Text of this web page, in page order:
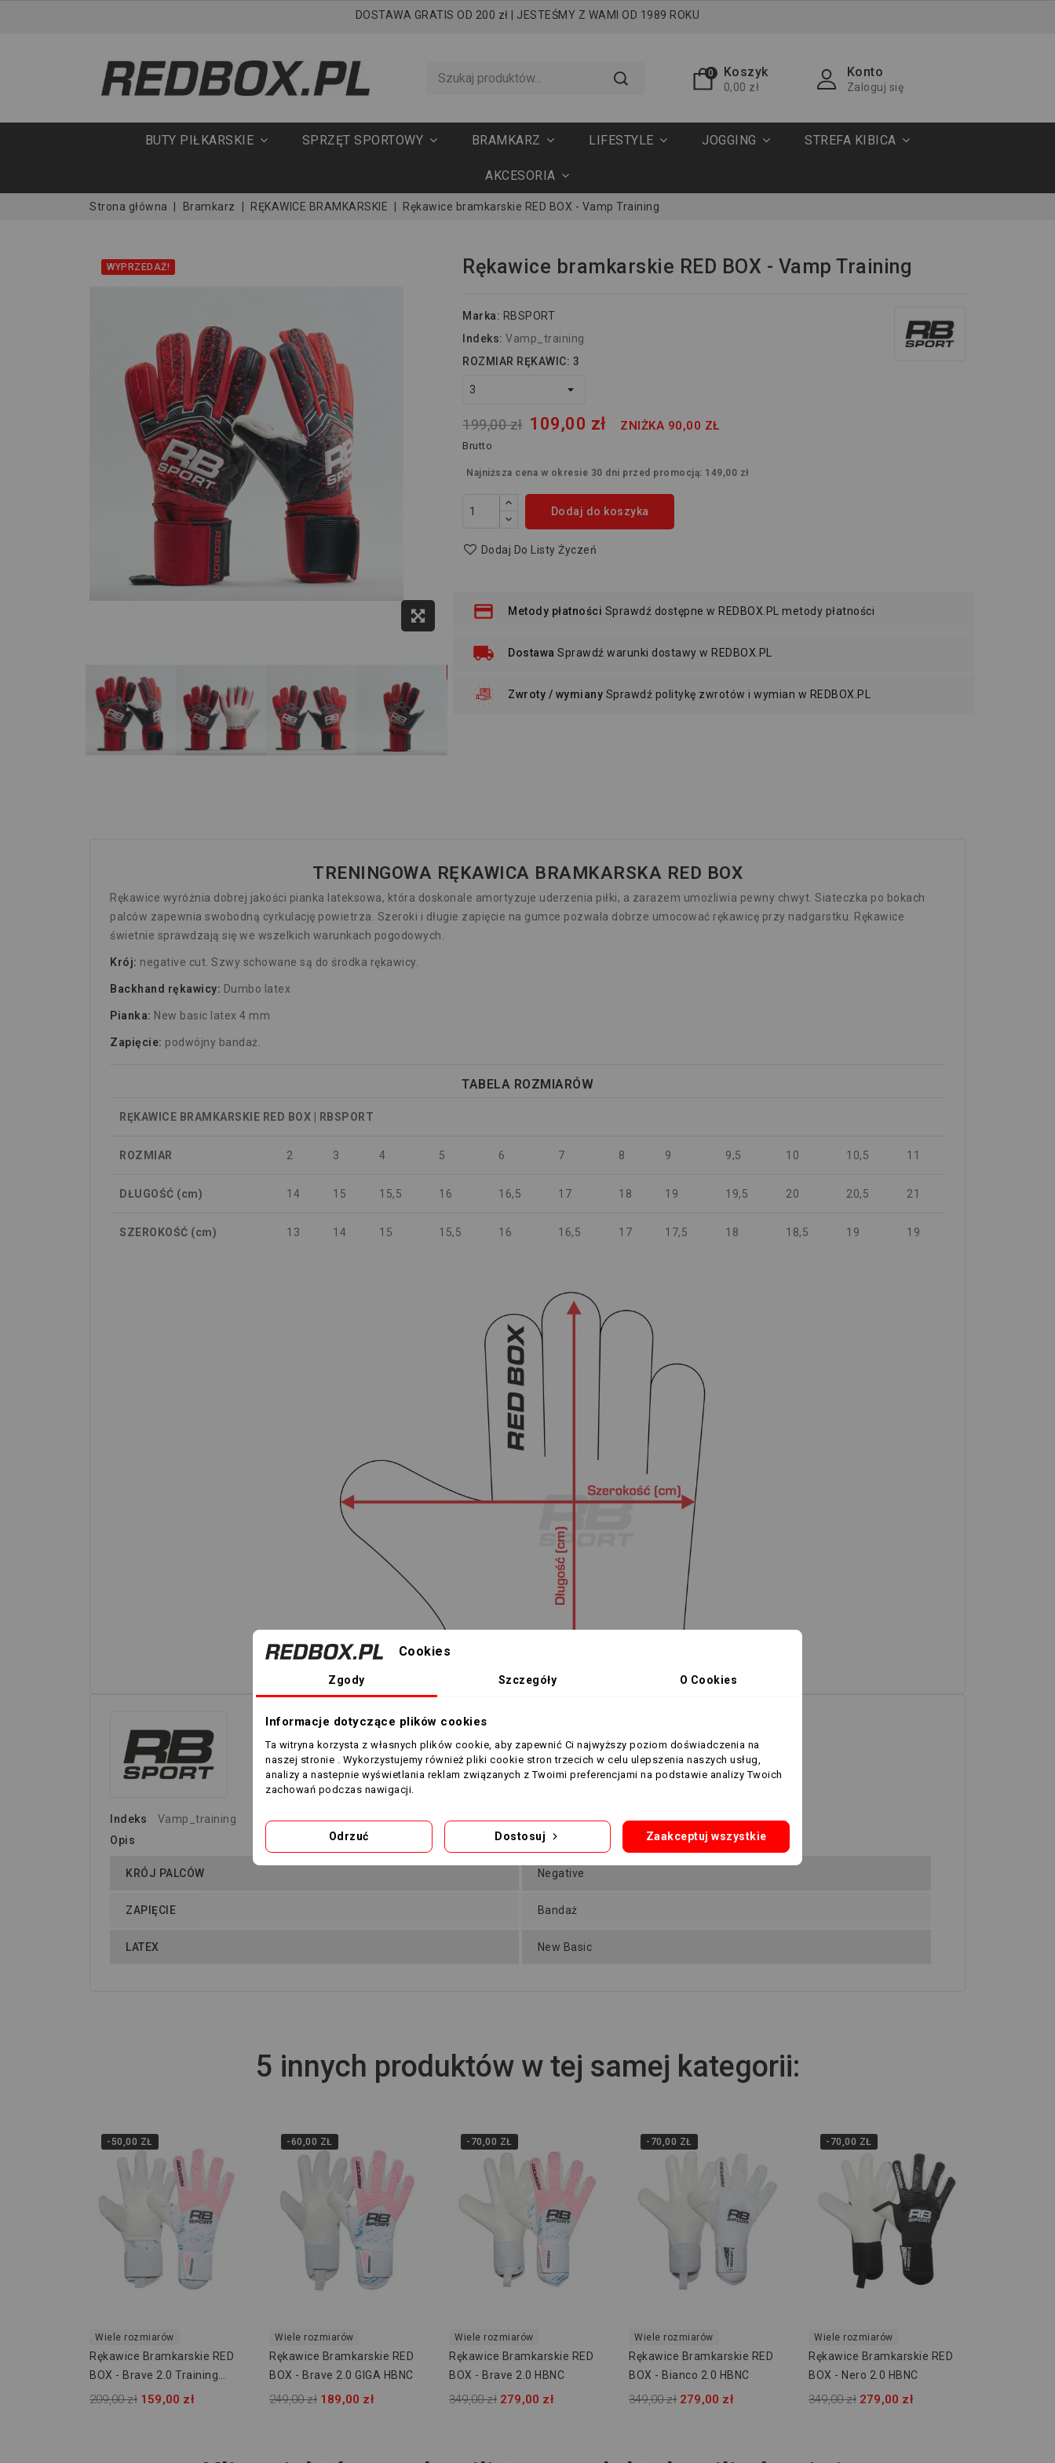
DOSTAWA GRATIS OD 200 zł | JESTEŚMY Z WAMI OD 1989 ROKU
0 Koszyk
0,00 zł
Konto
Zaloguj się
BUTY PIŁKARSKIE SPRZĘT SPORTOWY BRAMKARZ LIFESTYLE JOGGING STREFA KIBICA
AKCESORIA
Strona główna Bramkarz RĘKAWICE BRAMKARSKIE Rękawice bramkarskie RED BOX - Vamp Training
WYPRZEDAŻ! Rękawice bramkarskie RED BOX - Vamp Training
Marka: RBSPORT
Indeks: Vamp_training
ROZMIAR RĘKAWIC: 3
199,00 zł 109,00 zł ZNIŻKA 90,00 ZŁ
Brutto
Najniższa cena w okresie 30 dni przed promocją: 149,00 zł
Dodaj do koszyka
Dodaj Do Listy Życzeń
Metody płatności Sprawdź dostępne w REDBOX.PL metody płatności
Dostawa Sprawdź warunki dostawy w REDBOX.PL
Zwroty / wymiany Sprawdź politykę zwrotów i wymian w REDBOX.PL
TRENINGOWA RĘKAWICA BRAMKARSKA RED BOX
Rękawice wyróżnia dobrej jakości pianka lateksowa, która doskonale amortyzuje uderzenia piłki, a zarazem umożliwia pewny chwyt. Siateczka po bokach
palców zapewnia swobodną cyrkulację powietrza. Szeroki i długie zapięcie na gumce pozwala dobrze umocować rękawicę przy nadgarstku. Rękawice
świetnie sprawdzają się we wszelkich warunkach pogodowych.
Krój: negative cut. Szwy schowane są do środka rękawicy.
Backhand rękawicy: Dumbo latex
Pianka: New basic latex 4 mm
Zapięcie: podwójny bandaż.
TABELA ROZMIARÓW
RĘKAWICE BRAMKARSKIE RED BOX | RBSPORT
ROZMIAR 2 3 4 5 6 7 8 9 9,5 10 10,5 11
DŁUGOŚĆ (cm) 14 15 15,5 16 16,5 17 18 19 19,5 20 20,5 21
SZEROKOŚĆ (cm) 13 14 15 15,5 16 16,5 17 17,5 18 18,5 19 19
Indeks
Vamp_training
Opis
KRÓJ PALCÓW Negative
ZAPIĘCIE Bandaż
LATEX New Basic
5 innych produktów w tej samej kategorii:
-50,00 ZŁ
Wiele rozmiarów
Rękawice Bramkarskie RED
BOX - Brave 2.0 Training
HBNC
209,00 zł 159,00 zł
-60,00 ZŁ
Wiele rozmiarów
Rękawice Bramkarskie RED
BOX - Brave 2.0 GIGA HBNC
249,00 zł 189,00 zł
-70,00 ZŁ
Wiele rozmiarów
Rękawice Bramkarskie RED
BOX - Brave 2.0 HBNC
349,00 zł 279,00 zł
-70,00 ZŁ
Wiele rozmiarów
Rękawice Bramkarskie RED
BOX - Bianco 2.0 HBNC
349,00 zł 279,00 zł
-70,00 ZŁ
Wiele rozmiarów
Rękawice Bramkarskie RED
BOX - Nero 2.0 HBNC
349,00 zł 279,00 zł
Cookies
Zgody Szczegóły O Cookies
Informacje dotyczące plików cookies
Ta witryna korzysta z własnych plików cookie, aby zapewnić Ci najwyższy poziom doświadczenia na
naszej stronie . Wykorzystujemy również pliki cookie stron trzecich w celu ulepszenia naszych usług,
analizy a nastepnie wyświetlania reklam związanych z Twoimi preferencjami na podstawie analizy Twoich
zachowań podczas nawigacji.
Odrzuć Dostosuj Zaakceptuj wszystkie